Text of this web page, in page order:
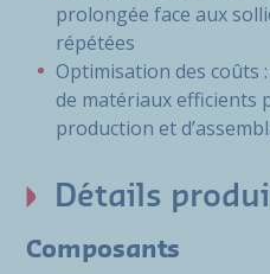
prolongée face aux
répétées
Optimisation des coûts
de matériaux efficients
production et
Détails
Composants